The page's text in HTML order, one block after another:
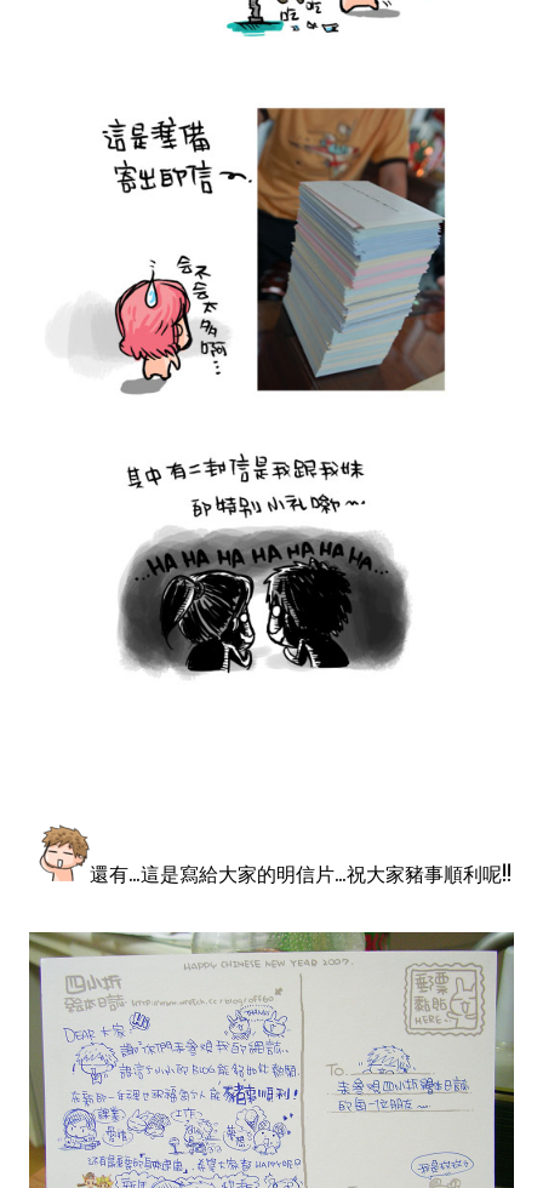
還有...這是寫給大家的明信片...祝大家豬事順利呢!!